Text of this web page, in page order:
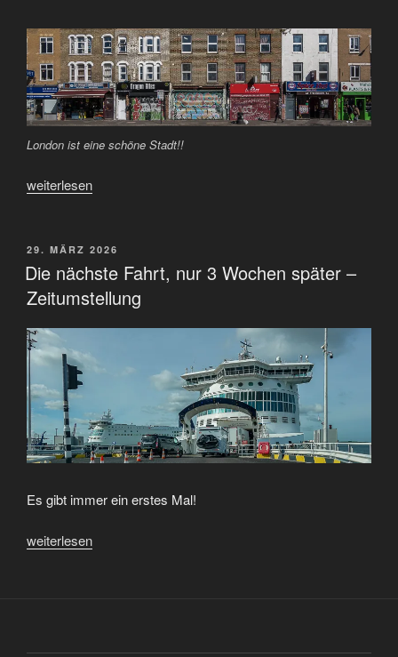
Park“
London ist eine schöne Stadt!!
„Familie
weiterlesen
VERÖFFENTLICHT
AM
29. MÄRZ 2026
Die nächste Fahrt, nur 3 Wochen später –
Zeitumstellung
Es gibt immer ein erstes Mal!
„Die
weiterlesen